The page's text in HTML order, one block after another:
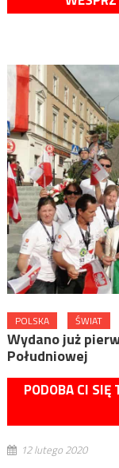
POLSKA ŚWIAT
Wydano już
Południowej
PODOBA CI SIĘ
12 lutego 2020